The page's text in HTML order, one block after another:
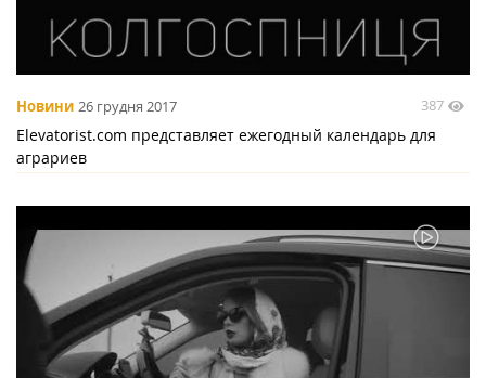
Новини 26 грудня 2017 387
Elevatorist.com представляет ежегодный календарь для
аграриев